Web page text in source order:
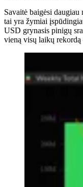
Savaitė baigėsi
tai yra žymiai
USD grynasis pinigų
vieną visų laikų